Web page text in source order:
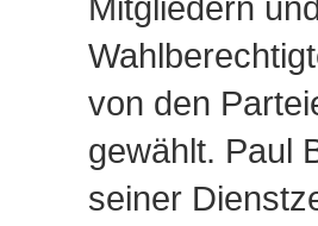
von den
gewählt. Paul
seiner